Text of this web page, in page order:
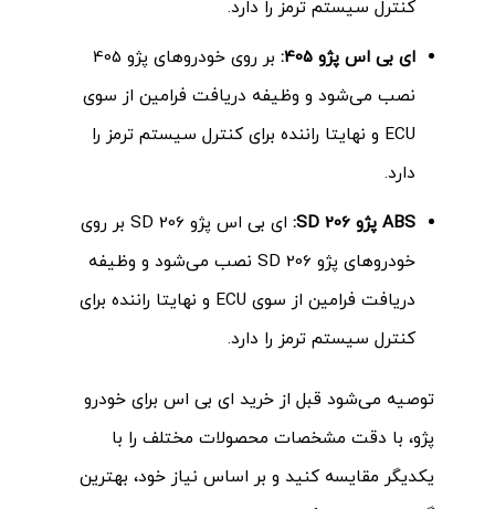
کنترل سیستم ترمز را دارد.
ای بی اس پژو 405:
بر روی خودروهای پژو 405
نصب می‌شود و وظیفه دریافت فرامین از سوی
ECU و نهایتا راننده برای کنترل سیستم ترمز را
دارد.
ABS پژو 206 SD:
ای بی اس پژو 206 SD بر روی
خودروهای پژو 206 SD نصب می‌شود و وظیفه
دریافت فرامین از سوی ECU و نهایتا راننده برای
کنترل سیستم ترمز را دارد.
توصیه می‌شود قبل از خرید ای بی اس برای خودرو
پژو، با دقت مشخصات محصولات مختلف را با
یکدیگر مقایسه کنید و بر اساس نیاز خود، بهترین